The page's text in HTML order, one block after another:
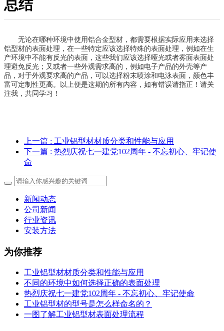
总结
无论在哪种环境中使用铝合金型材，都需要根据实际应用来选择
铝型材的表面处理，在一些特定应该选择特殊的表面处理，例如在生
产环境中不能有反光的表面，这些我们应该选择哑光或者雾面表面处
理避免反光；又或者一些外观需求高的，例如电子产品的外壳等产
品，对于外观要求高的产品，可以选择粉末喷涂和电泳表面，颜色丰
富可定制性更高。以上便是这期的所有内容，如有错误请指正！请关
注我，共同学习！
上一篇 : 工业铝型材材质分类和性能与应用
下一篇 : 热烈庆祝七一建党102周年 - 不忘初心、牢记使
命
新闻动态
公司新闻
行业资讯
安装方法
为你推荐
工业铝型材材质分类和性能与应用
不同的环境中如何选择正确的表面处理
热烈庆祝七一建党102周年 - 不忘初心、牢记使命
工业铝型材的型号是怎么样命名的？
一图了解工业铝型材表面处理流程